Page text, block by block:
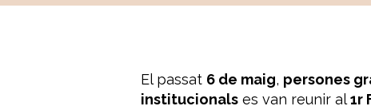
El passat 6 de maig, persones
institucionalses van reunir al1r